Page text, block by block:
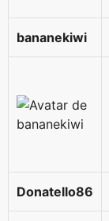
bananekiwi
Donatello86